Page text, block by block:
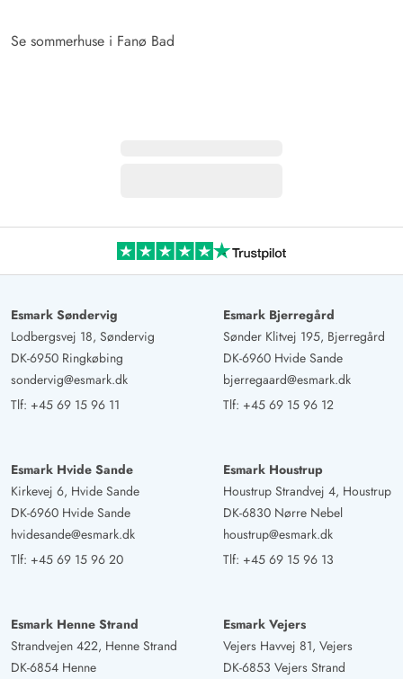
Se sommerhuse i Fanø Bad
Esmark Søndervig
Lodbergsvej 18, Søndervig
DK-6950 Ringkøbing
sondervig@esmark.dk
Tlf: +45 69 15 96 11
Esmark Bjerregård
Sønder Klitvej 195, Bjerregård
DK-6960 Hvide Sande
bjerregaard@esmark.dk
Tlf: +45 69 15 96 12
Esmark Hvide Sande
Kirkevej 6, Hvide Sande
DK-6960 Hvide Sande
hvidesande@esmark.dk
Tlf: +45 69 15 96 20
Esmark Houstrup
Houstrup Strandvej 4, Houstrup
DK-6830 Nørre Nebel
houstrup@esmark.dk
Tlf: +45 69 15 96 13
Esmark Henne Strand
Strandvejen 422, Henne Strand
DK-6854 Henne
Esmark Vejers
Vejers Havvej 81, Vejers
DK-6853 Vejers Strand